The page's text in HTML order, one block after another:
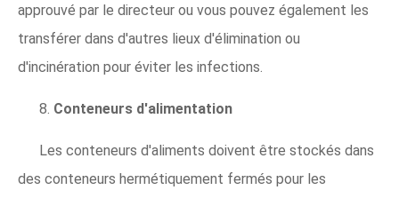
approuvé par le directeur ou vous pouvez également les
transférer dans d'autres lieux d'élimination ou
d'incinération pour éviter les infections.
8. Conteneurs d'alimentation
Les conteneurs d'aliments doivent être stockés dans
des conteneurs hermétiquement fermés pour les